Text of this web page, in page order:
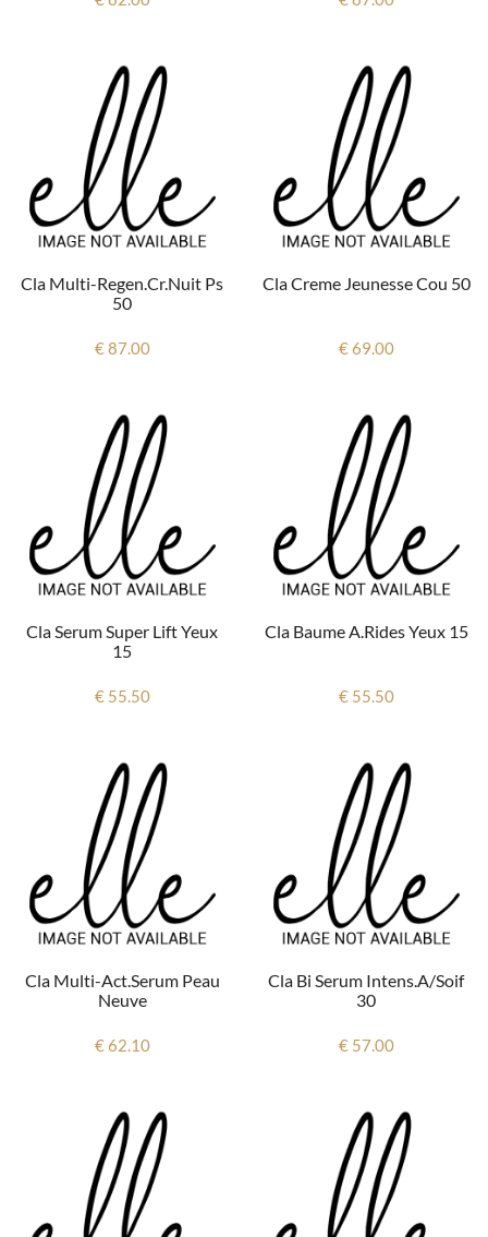
Cla Multi-Regen.cr.nuit Ps
50
€ 87.00
Cla Creme Jeunesse Cou 50
€ 69.00
Cla Serum Super Lift Yeux
15
€ 55.50
Cla Baume A.rides Yeux 15
€ 55.50
Cla Multi-Act.serum Peau
Neuve
€ 62.10
Cla Bi Serum Intens.a/soif
30
€ 57.00